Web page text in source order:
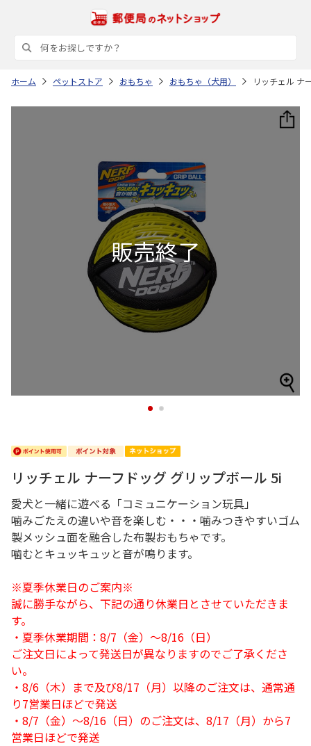
ホーム ペットストア おもちゃ おもちゃ（犬用） リッチェル ナ
1 2
リッチェル ナーフドッグ グリップボール 5i
愛犬と一緒に遊べる「コミュニケーション玩具」
噛みごたえの違いや音を楽しむ・・・噛みつきやすいゴム
製メッシュ面を融合した布製おもちゃです。
噛むとキュッキュッと音が鳴ります。
※夏季休業日のご案内※
誠に勝手ながら、下記の通り休業日とさせていただきま
す。
・夏季休業期間：8/7（金）～8/16（日）
ご注文日によって発送日が異なりますのでご了承くださ
い。
・8/6（木）まで及び8/17（月）以降のご注文は、通常通
り7営業日ほどで発送
・8/7（金）～8/16（日）のご注文は、8/17（月）から7
営業日ほどで発送